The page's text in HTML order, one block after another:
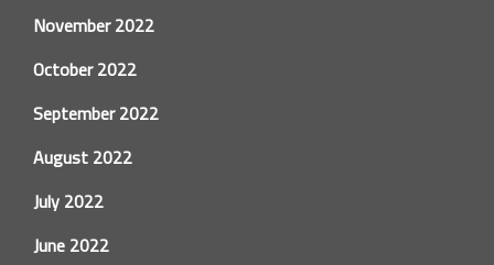
November 2022
October 2022
September 2022
August 2022
July 2022
June 2022